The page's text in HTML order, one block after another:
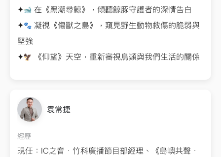
袁常捷
經歷
現任：IC之音．竹科廣播節目部經理、《島嶼共聲．
✦
在《黑潮尋鯨》，傾聽鯨豚守護者的深情告白
✦
凝視《傷獸之島》，窺見野生動物救傷的脆弱與
堅強
✦
《仰望》天空，重新審視鳥類與我們生活的關係